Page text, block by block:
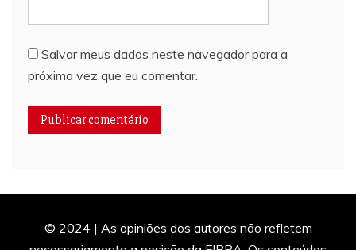
Salvar meus dados neste navegador para a
próxima vez que eu comentar.
© 2024 | As opiniões dos autores não refletem